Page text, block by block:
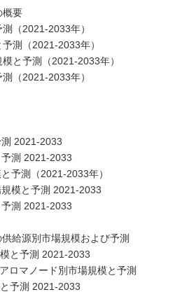
概要
（2021-2033年）
測（2021-2033年）
と予測（2021-2033年）
（2021-2033年）
2021-2033
測 2021-2033
予測（2021-2033年）
模と予測 2021-2033
測 2021-2033
給源別市場規模および予測
と予測 2021-2033
ロマノード別市場規模と予測
予測 2021-2033